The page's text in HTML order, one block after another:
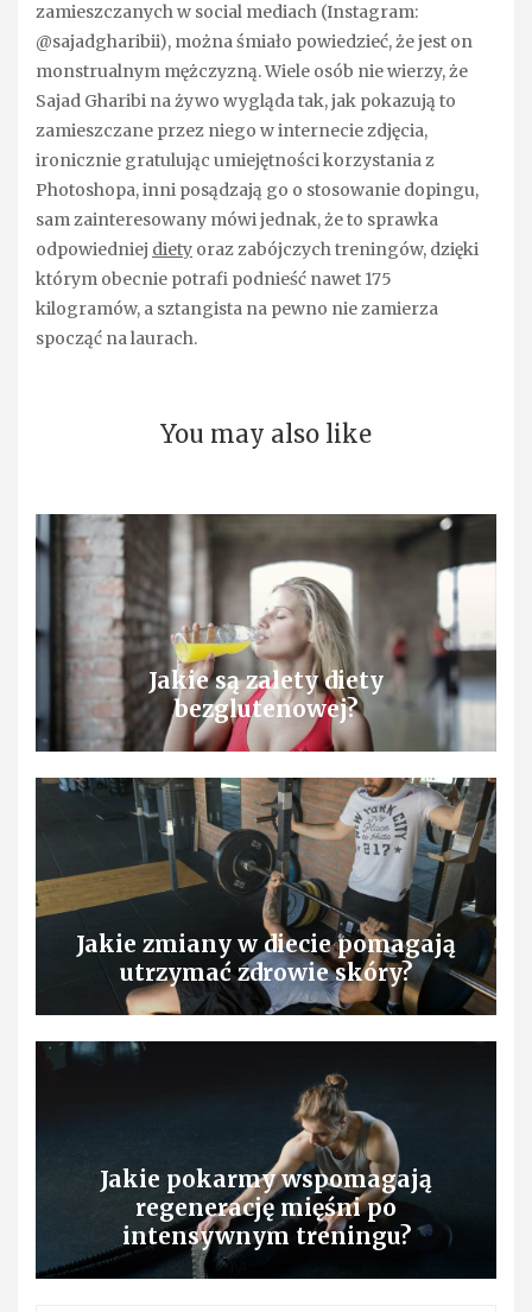
zamieszczanych w social mediach (Instagram:
@sajadgharibii), można śmiało powiedzieć, że jest on
monstrualnym mężczyzną. Wiele osób nie wierzy, że
Sajad Gharibi na żywo wygląda tak, jak pokazują to
zamieszczane przez niego w internecie zdjęcia,
ironicznie gratulując umiejętności korzystania z
Photoshopa, inni posądzają go o stosowanie dopingu,
sam zainteresowany mówi jednak, że to sprawka
odpowiedniej diety oraz zabójczych treningów, dzięki
którym obecnie potrafi podnieść nawet 175
kilogramów, a sztangista na pewno nie zamierza
spocząć na laurach.
You may also like
Jakie są zalety diety
bezglutenowej?
Jakie zmiany w diecie pomagają
utrzymać zdrowie skóry?
Jakie pokarmy wspomagają
regenerację mięśni po
intensywnym treningu?